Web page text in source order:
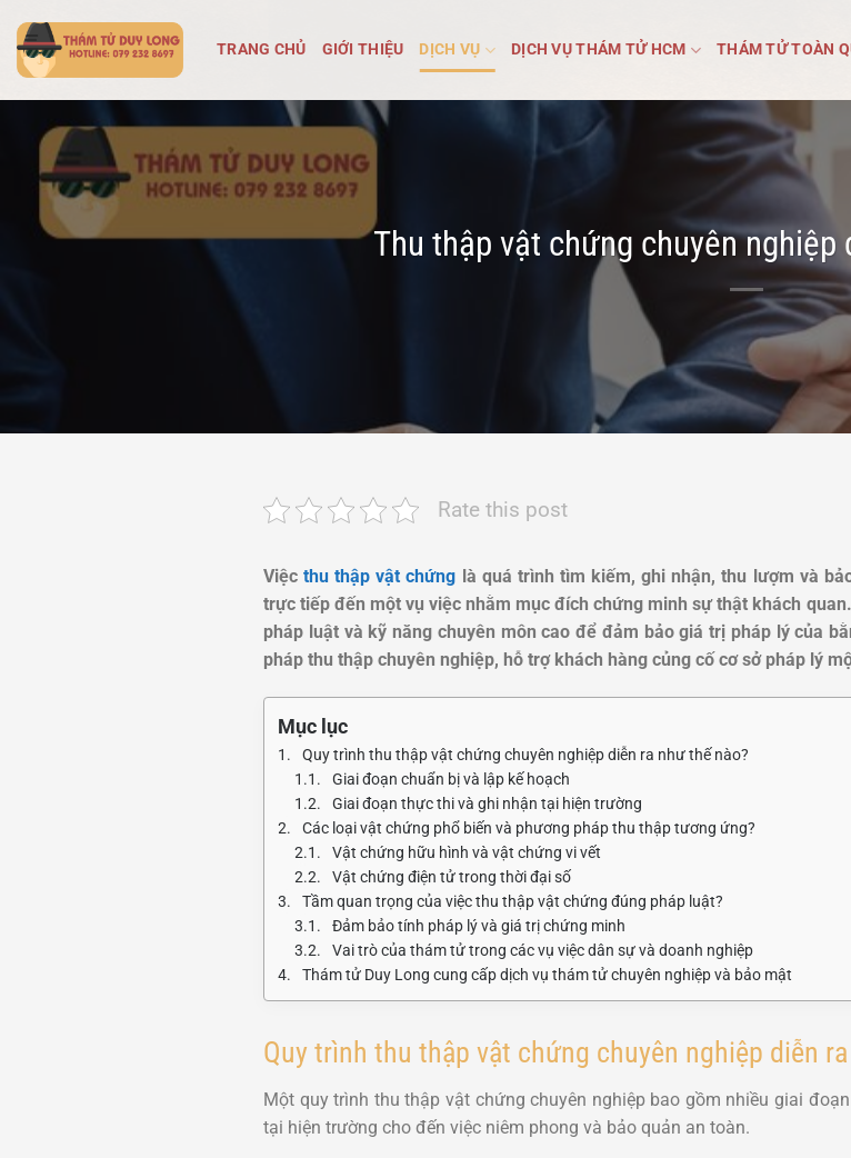
qua
nội
dung
TRANG CHỦ GIỚI THIỆU DỊCH VỤ DỊCH VỤ THÁM TỬ HCM THÁM TỬ TOÀN
Thu thập vật chứng chuyên nghiệp
Rate this post
Việcthu thập vật chứng là quá trình tìm kiếm, ghi nhận, thu lượm và
trực tiếp đến một vụ việc nhằm mục đích chứng minh sự thật khách quan.
pháp luật và kỹ năng chuyên môn cao để đảm bảo giá trị pháp lý của
pháp thu thập chuyên nghiệp, hỗ trợ khách hàng củng cố cơ sở pháp lý
Mục lục
Quy trình thu thập vật chứng chuyên nghiệp diễn ra như thế nào?
Giai đoạn chuẩn bị và lập kế hoạch
Giai đoạn thực thi và ghi nhận tại hiện trường
Các loại vật chứng phổ biến và phương pháp thu thập tương ứng?
Vật chứng hữu hình và vật chứng vi vết
Vật chứng điện tử trong thời đại số
Tầm quan trọng của việc thu thập vật chứng đúng pháp luật?
Đảm bảo tính pháp lý và giá trị chứng minh
Vai trò của thám tử trong các vụ việc dân sự và doanh nghiệp
Thám tử Duy Long cung cấp dịch vụ thám tử chuyên nghiệp và bảo mật
Quy trình thu thập vật chứng chuyên nghiệp diễn
Một quy trình thu thập vật chứng chuyên nghiệp bao gồm nhiều giai
tại hiện trường cho đến việc niêm phong và bảo quản an toàn.